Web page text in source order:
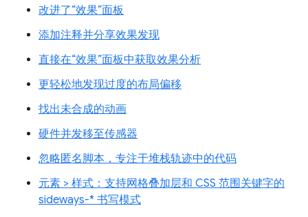
改进了“效果”面板
添加注释并分享效果发现
直接在“效果”面板中获取效果分析
更轻松地发现过度的布局偏移
找出未合成的动画
硬件并发移至传感器
忽略匿名脚本，专注于堆栈轨迹中的代码
元素 > 样式：支持网格叠加层和 CSS 范围关键字的
sideways-* 书写模式